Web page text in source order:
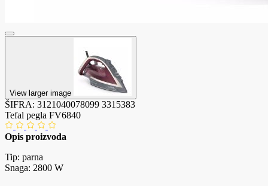
View larger image
ŠIFRA: 3121040078099 3315383
Tefal pegla FV6840
Opis proizvoda
Tip: parna
Snaga: 2800 W